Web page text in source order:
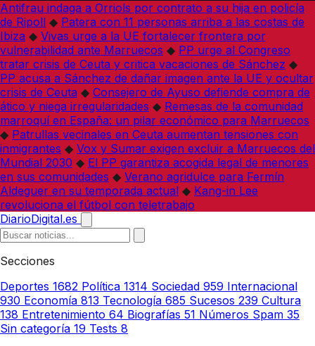
Antifrau indaga a Orriols por contrato a su hija en policía
de Ripoll ◆ Patera con 11 personas arriba a las costas de
Ibiza ◆ Vivas urge a la UE fortalecer frontera por
vulnerabilidad ante Marruecos ◆ PP urge al Congreso
tratar crisis de Ceuta y critica vacaciones de Sánchez ◆
PP acusa a Sánchez de dañar imagen ante la UE y ocultar
crisis de Ceuta ◆ Consejero de Ayuso defiende compra de
ático y niega irregularidades ◆ Remesas de la comunidad
marroquí en España: un pilar económico para Marruecos
◆ Patrullas vecinales en Ceuta aumentan tensiones con
inmigrantes ◆ Vox y Sumar exigen excluir a Marruecos del
Mundial 2030 ◆ El PP garantiza acogida legal de menores
en sus comunidades ◆ Verano agridulce para Fermín
Aldeguer en su temporada actual ◆ Kang-in Lee
revoluciona el fútbol con teletrabajo
DiarioDigital.es
Secciones
Deportes 1682 Política 1314 Sociedad 959 Internacional
930 Economía 813 Tecnología 685 Sucesos 239 Cultura
138 Entretenimiento 64 Biografías 51 Números Spam 35
Sin categoría 19 Tests 8